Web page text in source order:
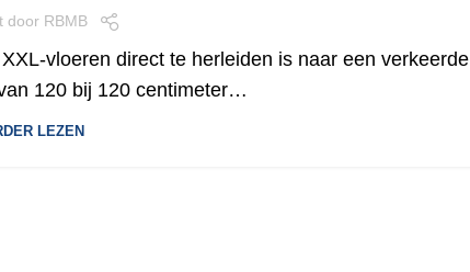
door RBMB
vloeren direct te herleiden is naar een verkeerde
120 bij 120 centimeter…
LEZEN